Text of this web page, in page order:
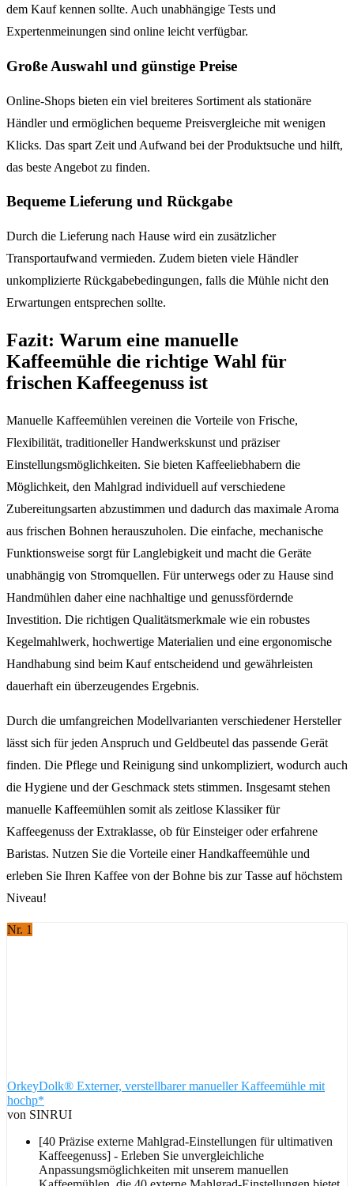
dem Kauf kennen sollte. Auch unabhängige Tests und
Expertenmeinungen sind online leicht verfügbar.
Große Auswahl und günstige Preise
Online-Shops bieten ein viel breiteres Sortiment als stationäre
Händler und ermöglichen bequeme Preisvergleiche mit wenigen
Klicks. Das spart Zeit und Aufwand bei der Produktsuche und hilft,
das beste Angebot zu finden.
Bequeme Lieferung und Rückgabe
Durch die Lieferung nach Hause wird ein zusätzlicher
Transportaufwand vermieden. Zudem bieten viele Händler
unkomplizierte Rückgabebedingungen, falls die Mühle nicht den
Erwartungen entsprechen sollte.
Fazit: Warum eine manuelle
Kaffeemühle die richtige Wahl für
frischen Kaffeegenuss ist
Manuelle Kaffeemühlen vereinen die Vorteile von Frische,
Flexibilität, traditioneller Handwerkskunst und präziser
Einstellungsmöglichkeiten. Sie bieten Kaffeeliebhabern die
Möglichkeit, den Mahlgrad individuell auf verschiedene
Zubereitungsarten abzustimmen und dadurch das maximale Aroma
aus frischen Bohnen herauszuholen. Die einfache, mechanische
Funktionsweise sorgt für Langlebigkeit und macht die Geräte
unabhängig von Stromquellen. Für unterwegs oder zu Hause sind
Handmühlen daher eine nachhaltige und genussfördernde
Investition. Die richtigen Qualitätsmerkmale wie ein robustes
Kegelmahlwerk, hochwertige Materialien und eine ergonomische
Handhabung sind beim Kauf entscheidend und gewährleisten
dauerhaft ein überzeugendes Ergebnis.
Durch die umfangreichen Modellvarianten verschiedener Hersteller
lässt sich für jeden Anspruch und Geldbeutel das passende Gerät
finden. Die Pflege und Reinigung sind unkompliziert, wodurch auch
die Hygiene und der Geschmack stets stimmen. Insgesamt stehen
manuelle Kaffeemühlen somit als zeitlose Klassiker für
Kaffeegenuss der Extraklasse, ob für Einsteiger oder erfahrene
Baristas. Nutzen Sie die Vorteile einer Handkaffeemühle und
erleben Sie Ihren Kaffee von der Bohne bis zur Tasse auf höchstem
Niveau!
Nr. 1
OrkeyDolk® Externer, verstellbarer manueller Kaffeemühle mit
hochp*
von SINRUI
[40 Präzise externe Mahlgrad-Einstellungen für ultimativen
Kaffeegenuss] - Erleben Sie unvergleichliche
Anpassungsmöglichkeiten mit unserem manuellen